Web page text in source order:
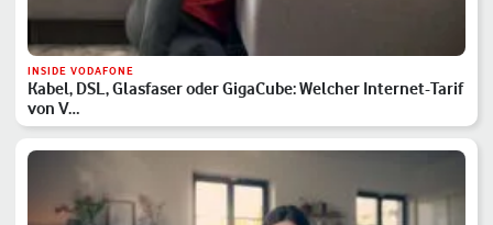
INSIDE VODAFONE
Kabel, DSL, Glasfaser oder GigaCube: Welcher Internet-Tarif
von V…